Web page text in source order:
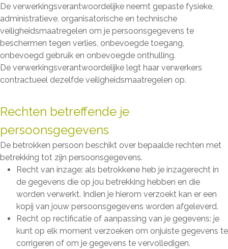
De verwerkingsverantwoordelijke neemt gepaste fysieke,
administratieve, organisatorische en technische
veiligheidsmaatregelen om je persoonsgegevens te
beschermen tegen verlies, onbevoegde toegang,
onbevoegd gebruik en onbevoegde onthulling.
De verwerkingsverantwoordelijke legt haar verwerkers
contractueel dezelfde veiligheidsmaatregelen op.
Rechten betreffende je
persoonsgegevens
De betrokken persoon beschikt over bepaalde rechten met
betrekking tot zijn persoonsgegevens.
Recht van inzage: als betrokkene heb je inzagerecht in
de gegevens die op jou betrekking hebben en die
worden verwerkt. Indien je hierom verzoekt kan er een
kopij van jouw persoonsgegevens worden afgeleverd.
Recht op rectificatie of aanpassing van je gegevens: je
kunt op elk moment verzoeken om onjuiste gegevens te
corrigeren of om je gegevens te vervolledigen.